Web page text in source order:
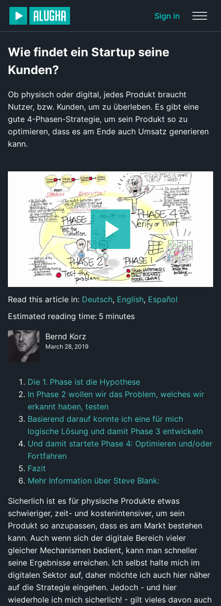
Sign in
Wie findet ein Startup seine
Kunden?
Ob physisch oder digital, jedes Produkt braucht
Nutzer, bzw. Kunden, um zu überleben. Es gibt eine
gute 4-Phasen-Strategie, um sein Produkt so zu
optimieren, dass es am Ende auch Umsatz generieren
kann.
Read this article in: Deutsch, English, Español
Estimated reading time: 5 minutes
Bernd Korz
March 28, 2019
Die 1. Phase ist die Hypothese
In Phase 2 wollen wir das Problem, welches wir
erkannt haben, testen
Basierend darauf konnte ich eine für mich
logische Lösung und damit Phase 3 entwickeln
Und damit startete Phase 4: Optimieren und/oder
Fortfahren
Fazit
Mehr Information über Steve Blank:
Sicherlich ist es für physische Produkte etwas
schwieriger, zeit- und kostenintensiver, um sein
Produkt so anzupassen, dass es am Markt bestehen
kann. Auch wenn sich der digitale Bereich vieler
gleicher Mechanismen bedient, kann man schneller
seine Ergebnisse erreichen. Ich selbst halte mich im
digitalen Sektor auf, daher möchte ich auch hier näher
auf die Strategie eingehen. Jedoch - und hier
wiederhole ich mich sicherlich! - gilt vieles davon auch